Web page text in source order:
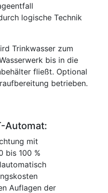
logische Technik
Trinkwasser zum
bis in die
fließt. Optional
betrieben.
Automat:
mit
bis 100 %
Auflagen der